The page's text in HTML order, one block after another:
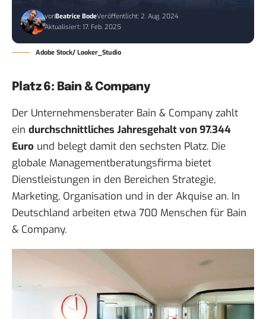
vonBeatrice BodeVeröffentlicht: 2. Aug. 2024
Aktualisiert: 17. Feb. 2025
Adobe Stock/ Looker_Studio
Platz 6: Bain & Company
Der Unternehmensberater Bain & Company zahlt
ein durchschnittliches Jahresgehalt von 97.344
Euro und belegt damit den sechsten Platz. Die
globale Managementberatungsfirma bietet
Dienstleistungen in den Bereichen Strategie,
Marketing, Organisation und in der Akquise an. In
Deutschland arbeiten etwa 700 Menschen für Bain
& Company.